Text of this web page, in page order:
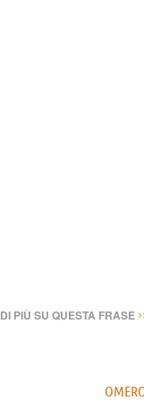
DI PIÙ SU QUESTA FRASE